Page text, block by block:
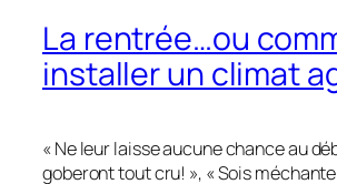
La rentrée…ou
installer un climat
« Ne leur laisse aucune chance au
goberont tout cru! », « Sois